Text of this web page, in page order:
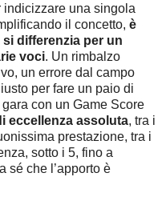
una singola
il concetto, è
differenzia per un
voci. Un rimbalzo
un errore dal campo
per fare un paio di
con un Game Score
eccellenza assoluta, tra i
prestazione, tra i
sotto i 5, fino a
sé che l’apporto è